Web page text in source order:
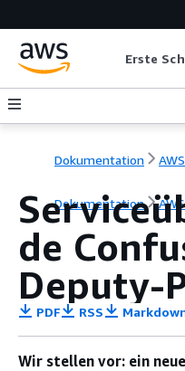
Erste
Dokumentation
Dokumentation
de
Deputy-
PDF RSS
Wir stellen vor: ein